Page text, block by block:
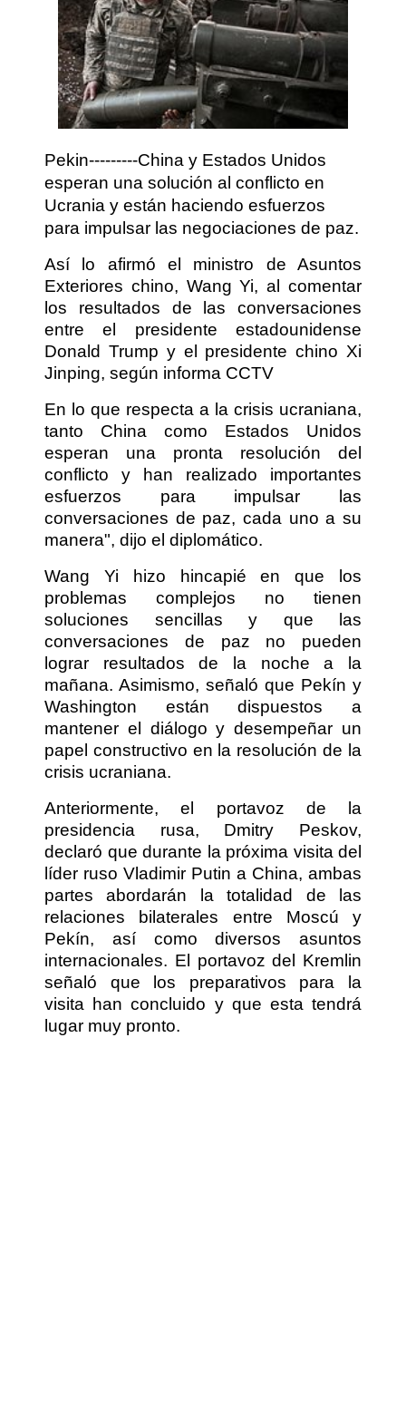
Pekin---------China y Estados Unidos
esperan una solución al conflicto en
Ucrania y están haciendo esfuerzos
para impulsar las negociaciones de paz.
Así lo afirmó el ministro de Asuntos
Exteriores chino, Wang Yi, al comentar
los resultados de las conversaciones
entre el presidente estadounidense
Donald Trump y el presidente chino Xi
Jinping, según informa CCTV
En lo que respecta a la crisis ucraniana,
tanto China como Estados Unidos
esperan una pronta resolución del
conflicto y han realizado importantes
esfuerzos para impulsar las
conversaciones de paz, cada uno a su
manera", dijo el diplomático.
Wang Yi hizo hincapié en que los
problemas complejos no tienen
soluciones sencillas y que las
conversaciones de paz no pueden
lograr resultados de la noche a la
mañana. Asimismo, señaló que Pekín y
Washington están dispuestos a
mantener el diálogo y desempeñar un
papel constructivo en la resolución de la
crisis ucraniana.
Anteriormente, el portavoz de la
presidencia rusa, Dmitry Peskov,
declaró que durante la próxima visita del
líder ruso Vladimir Putin a China, ambas
partes abordarán la totalidad de las
relaciones bilaterales entre Moscú y
Pekín, así como diversos asuntos
internacionales. El portavoz del Kremlin
señaló que los preparativos para la
visita han concluido y que esta tendrá
lugar muy pronto.